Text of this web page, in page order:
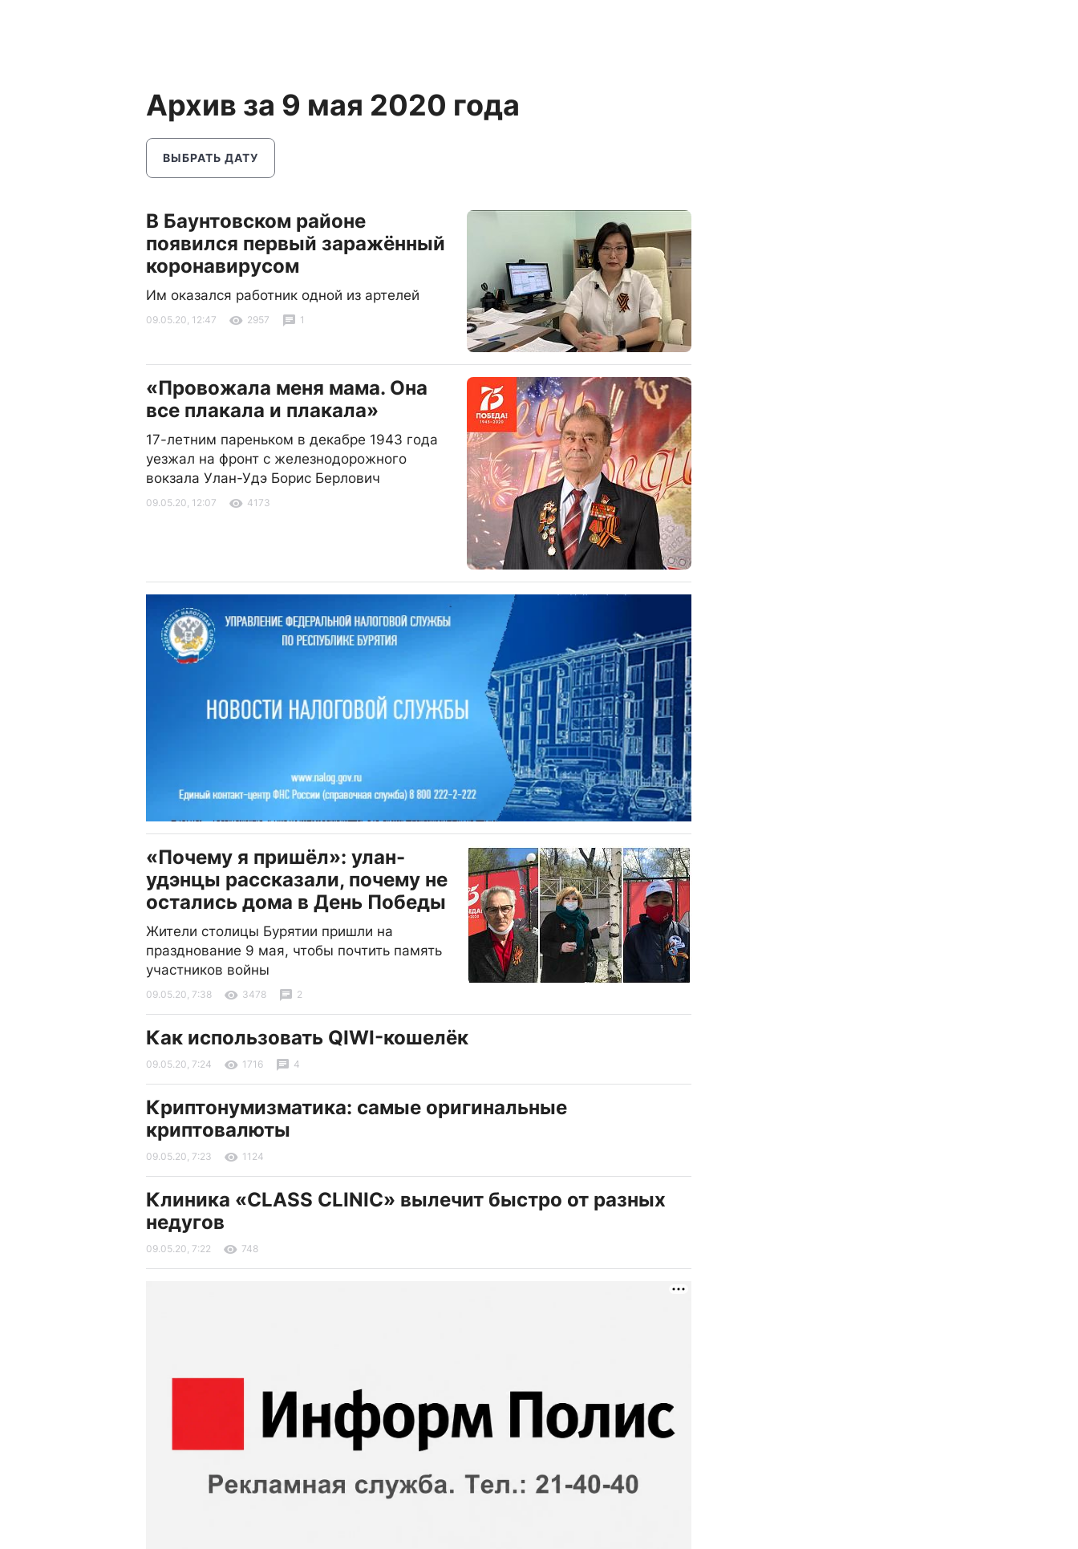
Архив за 9 мая 2020 года
ВЫБРАТЬ ДАТУ
В Баунтовском районе
появился первый заражённый
коронавирусом
Им оказался работник одной из артелей
09.05.20, 12:47 2957 1
«Провожала меня мама. Она
все плакала и плакала»
17-летним пареньком в декабре 1943 года
уезжал на фронт с железнодорожного
вокзала Улан-Удэ Борис Берлович
09.05.20, 12:07 4173
«Почему я пришёл»: улан-
удэнцы рассказали, почему не
остались дома в День Победы
Жители столицы Бурятии пришли на
празднование 9 мая, чтобы почтить память
участников войны
09.05.20, 7:38 3478 2
Как использовать QIWI-кошелёк
09.05.20, 7:24 1716 4
Криптонумизматика: самые оригинальные
криптовалюты
09.05.20, 7:23 1124
Клиника «CLASS CLINIC» вылечит быстро от разных
недугов
09.05.20, 7:22 748